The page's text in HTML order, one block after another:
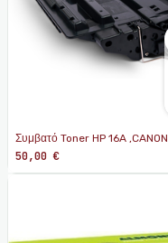
Συμβατό Toner HP 16A ,CANON
Q7516A
50,00 €